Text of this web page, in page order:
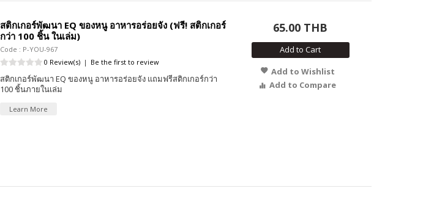
สติกเกอร์พัฒนา EQ ของหนู อาหารอร่อยจัง (ฟรี! สติกเกอร์
กว่า 100 ชิ้น ในเล่ม)
Code : P-YOU-967
0 Review(s) | Be the first to review
สติกเกอร์พัฒนา EQ ของหนู อาหารอร่อยจัง แถมฟรีสติกเกอร์กว่า
100 ชิ้นภายในเล่ม
Learn More
65.00 THB
Add to Cart
Add to Wishlist
Add to Compare